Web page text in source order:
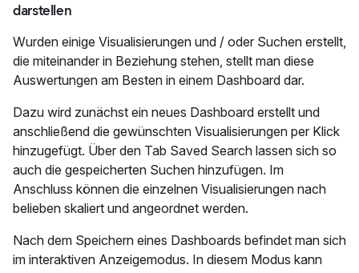
darstellen
Wurden einige Visualisierungen und / oder Suchen erstellt,
die miteinander in Beziehung stehen, stellt man diese
Auswertungen am Besten in einem Dashboard dar.
Dazu wird zunächst ein neues Dashboard erstellt und
anschließend die gewünschten Visualisierungen per Klick
hinzugefügt. Über den Tab Saved Search lassen sich so
auch die gespeicherten Suchen hinzufügen. Im
Anschluss können die einzelnen Visualisierungen nach
belieben skaliert und angeordnet werden.
Nach dem Speichern eines Dashboards befindet man sich
im interaktiven Anzeigemodus. In diesem Modus kann